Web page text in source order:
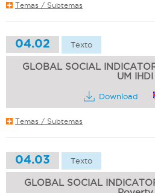
Temas / Subtemas
04.02 Texto
GLOBAL SOCIAL
UM IHDI
Download
Temas / Subtemas
04.03 Texto
GLOBAL SOCIAL